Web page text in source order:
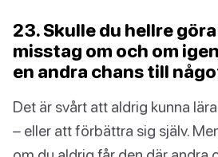
23. Skulle du hellre
misstag om och om
en andra chans till
Det är svårt att aldrig kunna
– eller att förbättra sig själv.